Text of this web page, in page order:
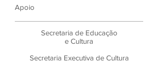
Apoio
Secretaria de Educação
e Cultura
Secretaria Executiva de Cultura